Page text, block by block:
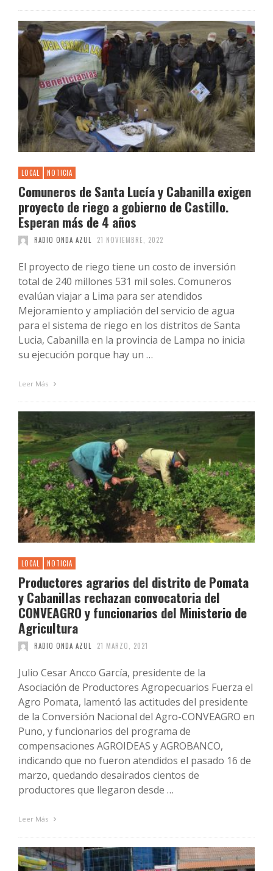
LOCAL NOTICIA
Comuneros de Santa Lucía y Cabanilla exigen
proyecto de riego a gobierno de Castillo.
Esperan más de 4 años
RADIO ONDA AZUL 21 NOVIEMBRE, 2022
El proyecto de riego tiene un costo de inversión
total de 240 millones 531 mil soles. Comuneros
evalúan viajar a Lima para ser atendidos
Mejoramiento y ampliación del servicio de agua
para el sistema de riego en los distritos de Santa
Lucia, Cabanilla en la provincia de Lampa no inicia
su ejecución porque hay un …
Leer Más
LOCAL NOTICIA
Productores agrarios del distrito de Pomata
y Cabanillas rechazan convocatoria del
CONVEAGRO y funcionarios del Ministerio de
Agricultura
RADIO ONDA AZUL 21 MARZO, 2021
Julio Cesar Ancco García, presidente de la
Asociación de Productores Agropecuarios Fuerza el
Agro Pomata, lamentó las actitudes del presidente
de la Conversión Nacional del Agro-CONVEAGRO en
Puno, y funcionarios del programa de
compensaciones AGROIDEAS y AGROBANCO,
indicando que no fueron atendidos el pasado 16 de
marzo, quedando desairados cientos de
productores que llegaron desde …
Leer Más